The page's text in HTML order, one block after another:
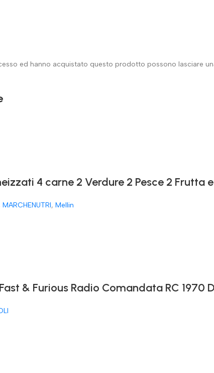
ed hanno acquistato questo prodotto possono lasciare
4 carne 2 Verdure 2 Pesce 2 Frutta
MARCHENUTRI, Mellin
& Furious Radio Comandata RC 1970